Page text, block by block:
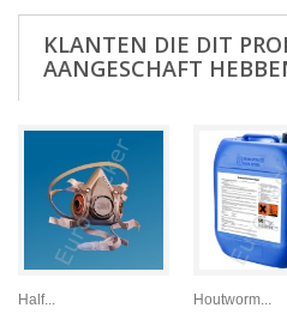
KLANTEN DIE DIT
AANGESCHAFT
Half... Houtworm...